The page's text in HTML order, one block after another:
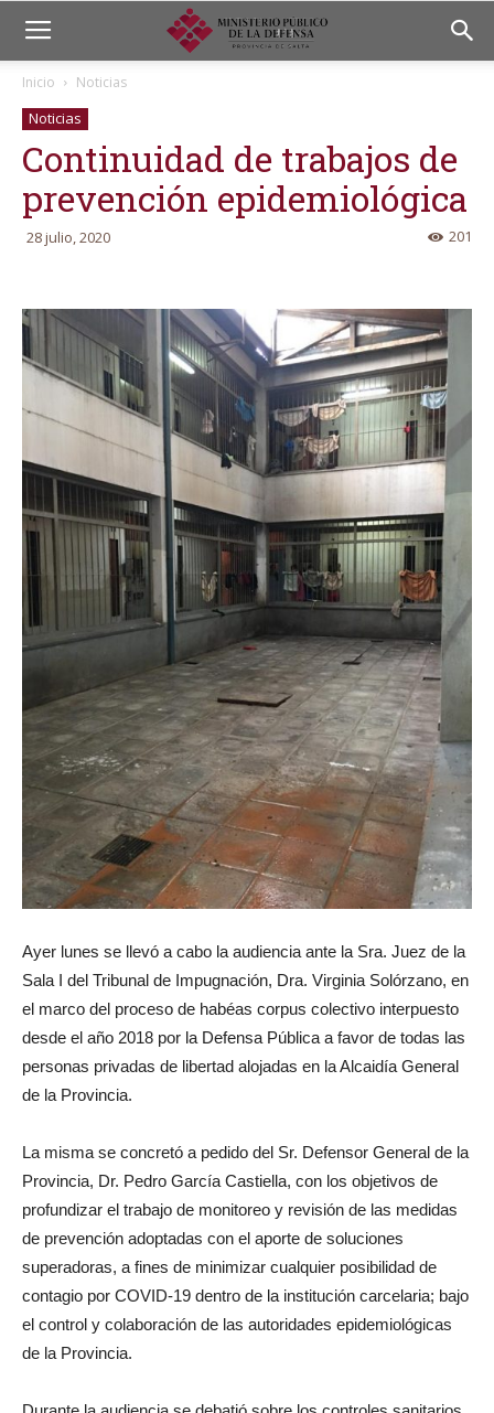
Inicio Noticias
Noticias
Continuidad de trabajos de
prevención epidemiológica
28 julio, 2020 201
Ayer lunes se llevó a cabo la audiencia ante la Sra. Juez de la
Sala I del Tribunal de Impugnación, Dra. Virginia Solórzano, en
el marco del proceso de habéas corpus colectivo interpuesto
desde el año 2018 por la Defensa Pública a favor de todas las
personas privadas de libertad alojadas en la Alcaidía General
de la Provincia.
La misma se concretó a pedido del Sr. Defensor General de la
Provincia, Dr. Pedro García Castiella, con los objetivos de
profundizar el trabajo de monitoreo y revisión de las medidas
de prevención adoptadas con el aporte de soluciones
superadoras, a fines de minimizar cualquier posibilidad de
contagio por COVID-19 dentro de la institución carcelaria; bajo
el control y colaboración de las autoridades epidemiológicas
de la Provincia.